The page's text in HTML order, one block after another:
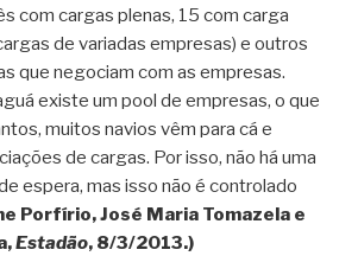
com cargas plenas, 15 com carga
de variadas empresas) e outros
que negociam com as empresas.
existe um pool de empresas, o que
muitos navios vêm para cá e
de cargas. Por isso, não há uma
espera, mas isso não é controlado
Porfírio, José Maria Tomazela e
Estadão, 8/3/2013.)